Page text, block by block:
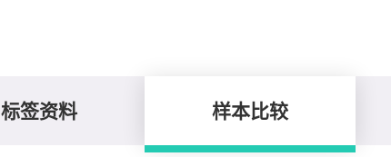
标签资料 样本比较